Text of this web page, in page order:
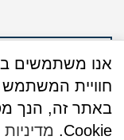
חוויית
באתר זה, הנך
Cookie.